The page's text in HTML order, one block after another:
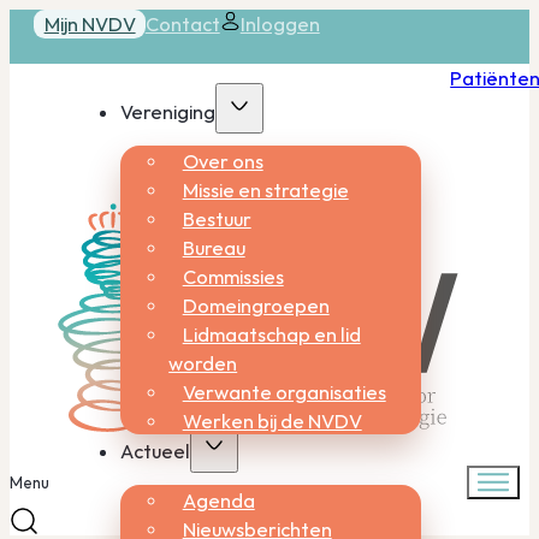
Mijn NVDV Contact Inloggen
Vereniging
Over ons
Missie en strategie
Bestuur
Bureau
Commissies
Domeingroepen
Lidmaatschap en lid
worden
Verwante organisaties
Werken bij de NVDV
Actueel
Agenda
Nieuwsberichten
Menu